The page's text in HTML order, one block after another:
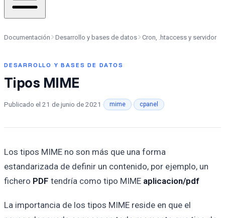
Documentación Desarrollo y bases de datos Cron, .htaccess y servidor
DESARROLLO Y BASES DE DATOS
Tipos MIME
Publicado el 21 de junio de 2021 · mime · cpanel
Los tipos MIME no son más que una forma
estandarizada de definir un contenido, por ejemplo, un
fichero PDF tendría como tipo MIME aplicacion/pdf
La importancia de los tipos MIME reside en que el